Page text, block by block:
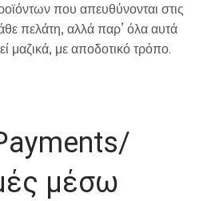
που απευθύνονται στις
πελάτη, αλλά παρ’ όλα αυτά
μαζικά, με αποδοτικό τρόπο.
μέσω